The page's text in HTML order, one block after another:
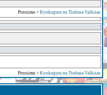
Prossimo > Kyokuguro no Tsubasa Valkisas
Prossimo > Kyokuguro no Tsubasa Valkisas